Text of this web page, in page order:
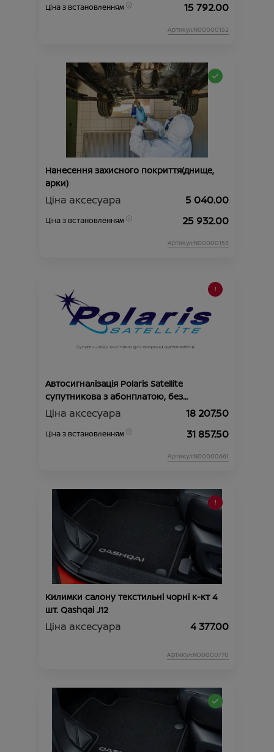
Ціна з встановленням 15 792.00
Артикул:N00000152
Нанесення захисного покриття(днище,
арки)
Ціна аксесуара 5 040.00
Ціна з встановленням 25 932.00
Артикул:N00000153
Автосигналізація Polaris Satellite
супутникова з абонплатою, без
автозапуску
Ціна аксесуара 18 207.50
Ціна з встановленням 31 857.50
Артикул:N00000661
Килимки салону текстильні чорні к-кт 4
шт. Qashqai J12
Ціна аксесуара 4 377.00
Артикул:N00000770